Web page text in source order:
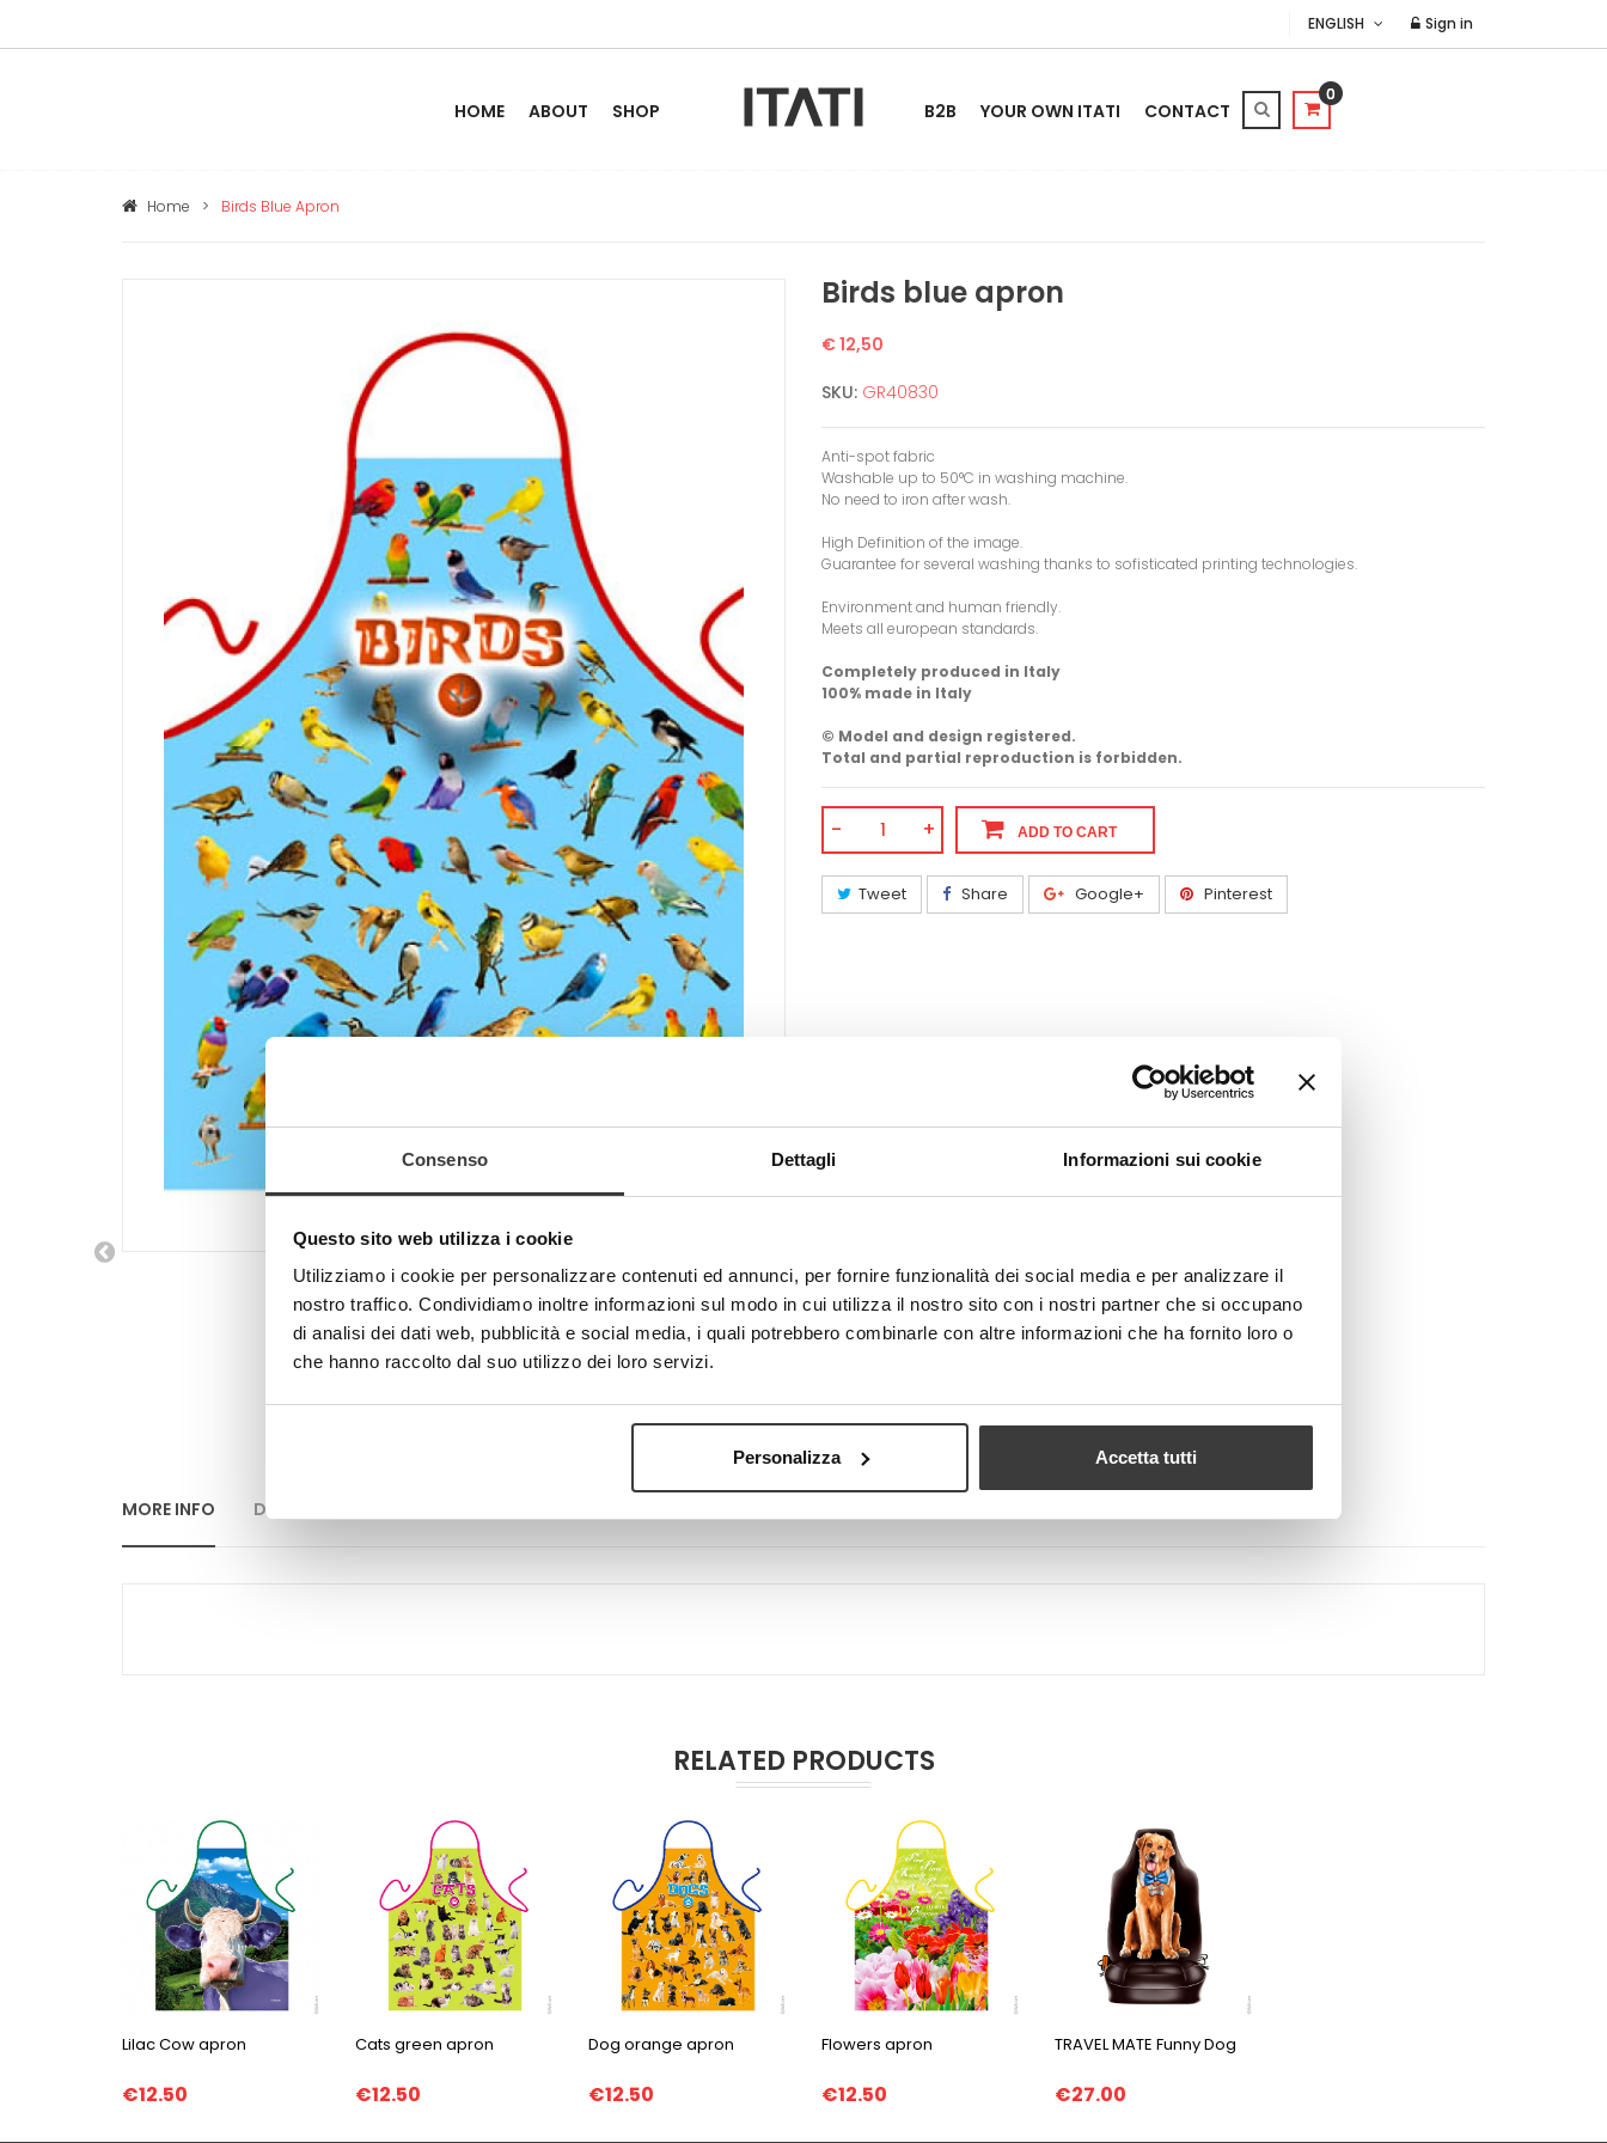
Consenso Dettagli Informazioni sui cookie
Questo sito web utilizza i cookie
Utilizziamo i cookie per personalizzare contenuti ed annunci, per fornire funzionalità dei social media e per analizzare il
nostro traffico. Condividiamo inoltre informazioni sul modo in cui utilizza il nostro sito con i nostri partner che si occupano
di analisi dei dati web, pubblicità e social media, i quali potrebbero combinarle con altre informazioni che ha fornito loro o
che hanno raccolto dal suo utilizzo dei loro servizi.
Personalizza Accetta tutti
ENGLISH Sign in
HOME ABOUT SHOP B2B YOUR OWN ITATI CONTACT
0
Home > Birds Blue Apron
Birds blue apron
€ 12,50
SKU: GR40830
Anti-spot fabric
Washable up to 50°C in washing machine.
No need to iron after wash.
High Definition of the image.
Guarantee for several washing thanks to sofisticated printing technologies.
Environment and human friendly.
Meets all european standards.
Completely produced in Italy
100% made in Italy
© Model and design registered.
Total and partial reproduction is forbidden.
- + ADD TO CART
Tweet Share Google+ Pinterest
MORE INFO DATA SHEET
RELATED PRODUCTS
Lilac Cow apron
€12.50
Cats green apron
€12.50
Dog orange apron
€12.50
Flowers apron
€12.50
TRAVEL MATE Funny Dog
€27.00